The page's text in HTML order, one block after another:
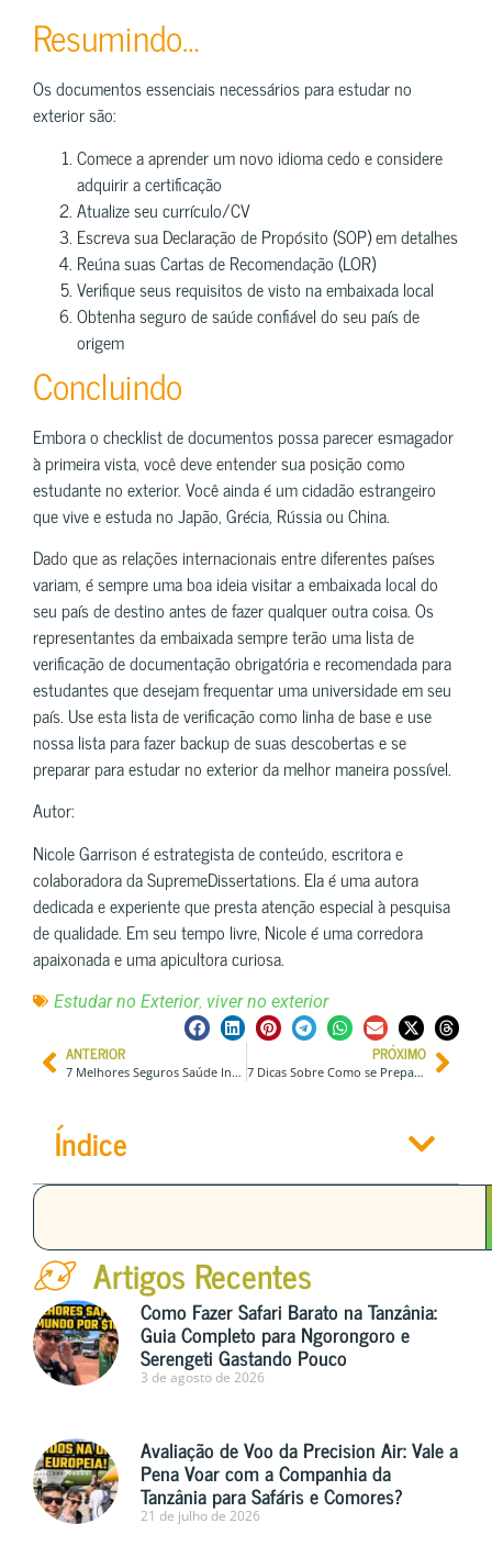
Resumindo…
Os documentos essenciais necessários para estudar no
exterior são:
Comece a aprender um novo idioma cedo e considere
adquirir a certificação
Atualize seu currículo/CV
Escreva sua Declaração de Propósito (SOP) em detalhes
Reúna suas Cartas de Recomendação (LOR)
Verifique seus requisitos de visto na embaixada local
Obtenha seguro de saúde confiável do seu país de
origem
Concluindo
Embora o checklist de documentos possa parecer esmagador
à primeira vista, você deve entender sua posição como
estudante no exterior. Você ainda é um cidadão estrangeiro
que vive e estuda no Japão, Grécia, Rússia ou China.
Dado que as relações internacionais entre diferentes países
variam, é sempre uma boa ideia visitar a embaixada local do
seu país de destino antes de fazer qualquer outra coisa. Os
representantes da embaixada sempre terão uma lista de
verificação de documentação obrigatória e recomendada para
estudantes que desejam frequentar uma universidade em seu
país. Use esta lista de verificação como linha de base e use
nossa lista para fazer backup de suas descobertas e se
preparar para estudar no exterior da melhor maneira possível.
Autor:
Nicole Garrison é estrategista de conteúdo, escritora e
colaboradora da SupremeDissertations. Ela é uma autora
dedicada e experiente que presta atenção especial à pesquisa
de qualidade. Em seu tempo livre, Nicole é uma corredora
apaixonada e uma apicultora curiosa.
Estudar no Exterior, viver no exterior
ANTERIOR
7 Melhores Seguros Saúde Internacional para Estudantes na China
PRÓXIMO
7 Dicas Sobre Como se Preparar para sua Viagem à África
Índice
Artigos Recentes
Como Fazer Safari Barato na Tanzânia:
Guia Completo para Ngorongoro e
Serengeti Gastando Pouco
3 de agosto de 2026
Avaliação de Voo da Precision Air: Vale a
Pena Voar com a Companhia da
Tanzânia para Safáris e Comores?
21 de julho de 2026